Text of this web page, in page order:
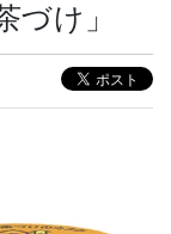
づけ」